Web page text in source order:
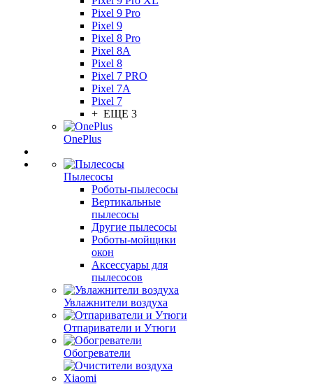
Pixel 9 Pro
Pixel 9
Pixel 8 Pro
Pixel 8A
Pixel 8
Pixel 7 PRO
Pixel 7A
Pixel 7
+ ЕЩЕ 3
OnePlus
Пылесосы
Роботы-пылесосы
Вертикальные
пылесосы
Другие пылесосы
Роботы-мойщики
окон
Аксессуары для
пылесосов
Увлажнители воздуха
Отпариватели и Утюги
Обогреватели